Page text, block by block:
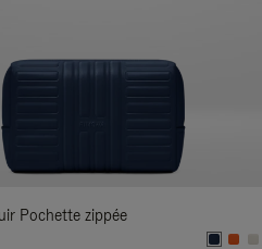
Pochette zippée